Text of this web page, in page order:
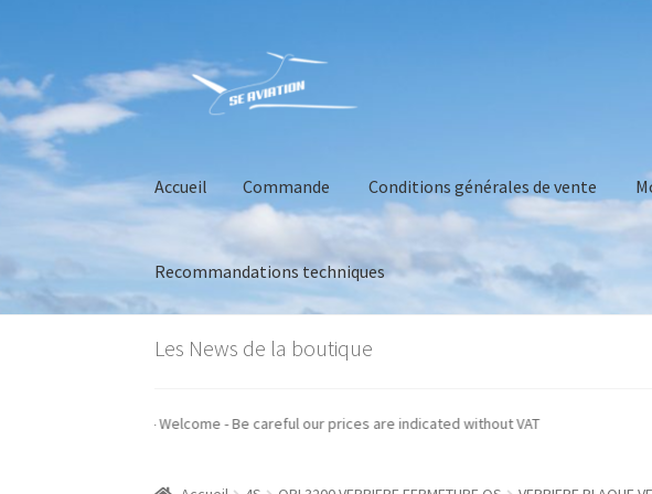
Aller
à
Aller
au
contenu
Accueil Commande Conditions générales de vente
Recommandations techniques
AccueilCommandeConditions générales de vente
Les News de la boutique
sont indiqués hors taxes - Welcome - Be careful our prices are indicated without VAT